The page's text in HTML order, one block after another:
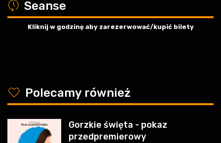
a Seanse
Kliknij w godzinę aby zarezerwować/kupić bilety
y Polecamy również
Gorzkie święta - pokaz
przedpremierowy